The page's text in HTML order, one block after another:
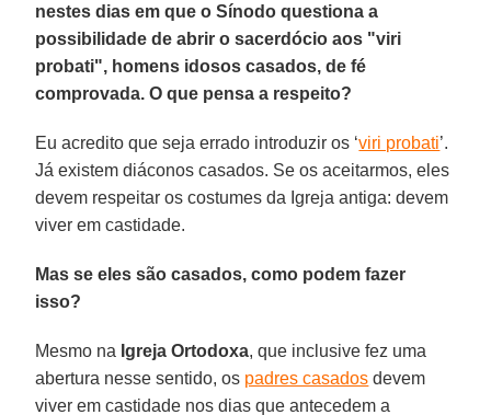
nestes dias em que o Sínodo questiona a
possibilidade de abrir o sacerdócio aos "viri
probati", homens idosos casados, de fé
comprovada. O que pensa a respeito?
Eu acredito que seja errado introduzir os ‘viri probati’.
Já existem diáconos casados. Se os aceitarmos, eles
devem respeitar os costumes da Igreja antiga: devem
viver em castidade.
Mas se eles são casados, como podem fazer
isso?
Mesmo na Igreja Ortodoxa, que inclusive fez uma
abertura nesse sentido, os padres casados devem
viver em castidade nos dias que antecedem a